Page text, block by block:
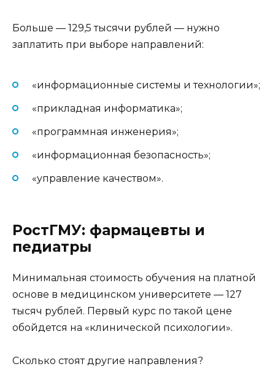
Больше — 129,5 тысячи рублей — нужно
заплатить при выборе направлений:
«информационные системы и технологии»;
«прикладная информатика»;
«программная инженерия»;
«информационная безопасность»;
«управление качеством».
РостГМУ: фармацевты и
педиатры
Минимальная стоимость обучения на платной
основе в медицинском университете — 127
тысяч рублей. Первый курс по такой цене
обойдется на «клинической психологии».
Сколько стоят другие направления?